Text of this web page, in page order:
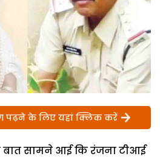
पढ़ने के लिए यहां क्लिक करें
बात सामने आई कि रंजना टीआई